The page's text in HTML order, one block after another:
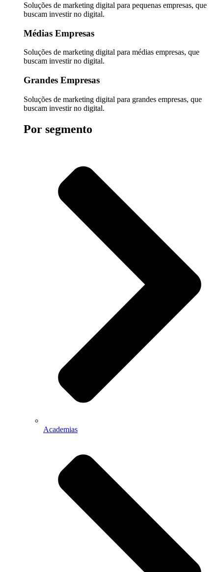
Soluções de marketing digital para pequenas empresas, que
buscam investir no digital.
Médias Empresas
Soluções de marketing digital para médias empresas, que
buscam investir no digital.
Grandes Empresas
Soluções de marketing digital para grandes empresas, que
buscam investir no digital.
Por segmento
Academias